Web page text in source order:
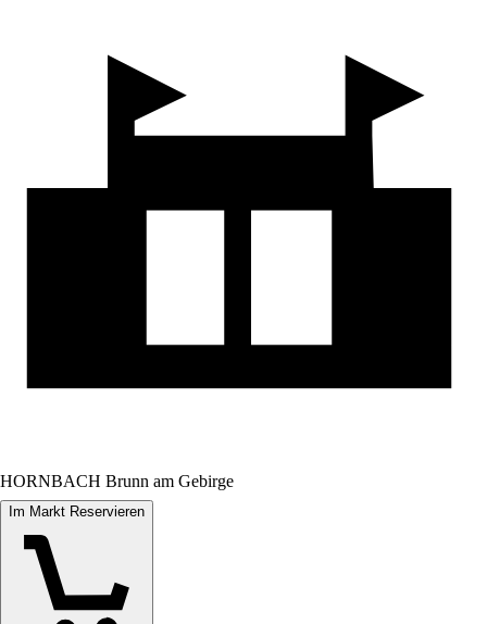
HORNBACH Brunn am Gebirge
Im Markt Reservieren